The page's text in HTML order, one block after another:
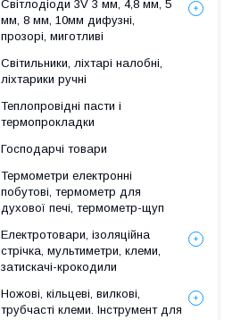
Світлодіоди 3V 3 мм, 4,8 мм, 5
мм, 8 мм, 10мм дифузні,
прозорі, миготливі
Світильники, ліхтарі налобні,
ліхтарики ручні
Теплопровідні пасти і
термопрокладки
Господарчі товари
Термометри електронні
побутові, термометр для
духової печі, термометр-щуп
Електротовари, ізоляційна
стрічка, мультиметри, клеми,
затискачі-крокодили
Ножові, кільцеві, вилкові,
трубчасті клеми. Інструмент для